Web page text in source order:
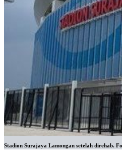
Stadion Surajaya Lamongan setelah direhab.